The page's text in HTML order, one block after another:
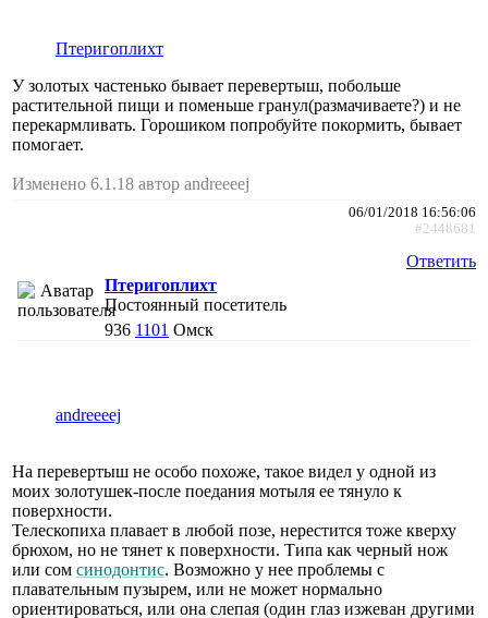
Птеригоплихт
У золотых частенько бывает перевертыш, побольше
растительной пищи и поменьше гранул(размачиваете?) и не
перекармливать. Горошиком попробуйте покормить, бывает
помогает.
Изменено 6.1.18 автор andreeeej
06/01/2018 16:56:06
#2448681
Ответить
Птеригоплихт
Постоянный посетитель
936 1101 Омск
andreeeej
На перевертыш не особо похоже, такое видел у одной из
моих золотушек-после поедания мотыля ее тянуло к
поверхности.
Телескопиха плавает в любой позе, нерестится тоже кверху
брюхом, но не тянет к поверхности. Типа как черный нож
или сом синодонтис. Возможно у нее проблемы с
плавательным пузырем, или не может нормально
ориентироваться, или она слепая (один глаз изжеван другими